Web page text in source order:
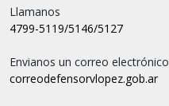
Llamanos
4799-5119/5146/5127
Envianos un correo electrónico
correodefensorvlopez.gob.ar